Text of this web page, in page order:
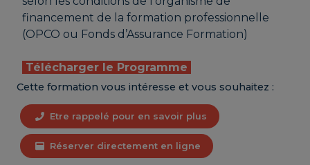
financement de la formation professionnelle
(OPCO ou Fonds d’Assurance Formation)
Télécharger le Programme
Cette formation vous intéresse et vous souhaitez :
Etre rappelé pour en savoir plus
Réserver directement en ligne